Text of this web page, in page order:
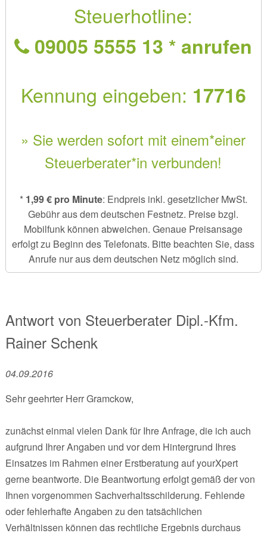
Steuerhotline:
09005 5555 13 * anrufen
Kennung eingeben: 17716
» Sie werden sofort mit einem*einer
Steuerberater*in verbunden!
* 1,99 € pro Minute: Endpreis inkl. gesetzlicher MwSt.
Gebühr aus dem deutschen Festnetz. Preise bzgl.
Mobilfunk können abweichen. Genaue Preisansage
erfolgt zu Beginn des Telefonats. Bitte beachten Sie, dass
Anrufe nur aus dem deutschen Netz möglich sind.
Antwort von Steuerberater Dipl.-Kfm.
Rainer Schenk
04.09.2016
Sehr geehrter Herr Gramckow,
zunächst einmal vielen Dank für Ihre Anfrage, die ich auch
aufgrund Ihrer Angaben und vor dem Hintergrund Ihres
Einsatzes im Rahmen einer Erstberatung auf yourXpert
gerne beantworte. Die Beantwortung erfolgt gemäß der von
Ihnen vorgenommen Sachverhaltsschilderung. Fehlende
oder fehlerhafte Angaben zu den tatsächlichen
Verhältnissen können das rechtliche Ergebnis durchaus